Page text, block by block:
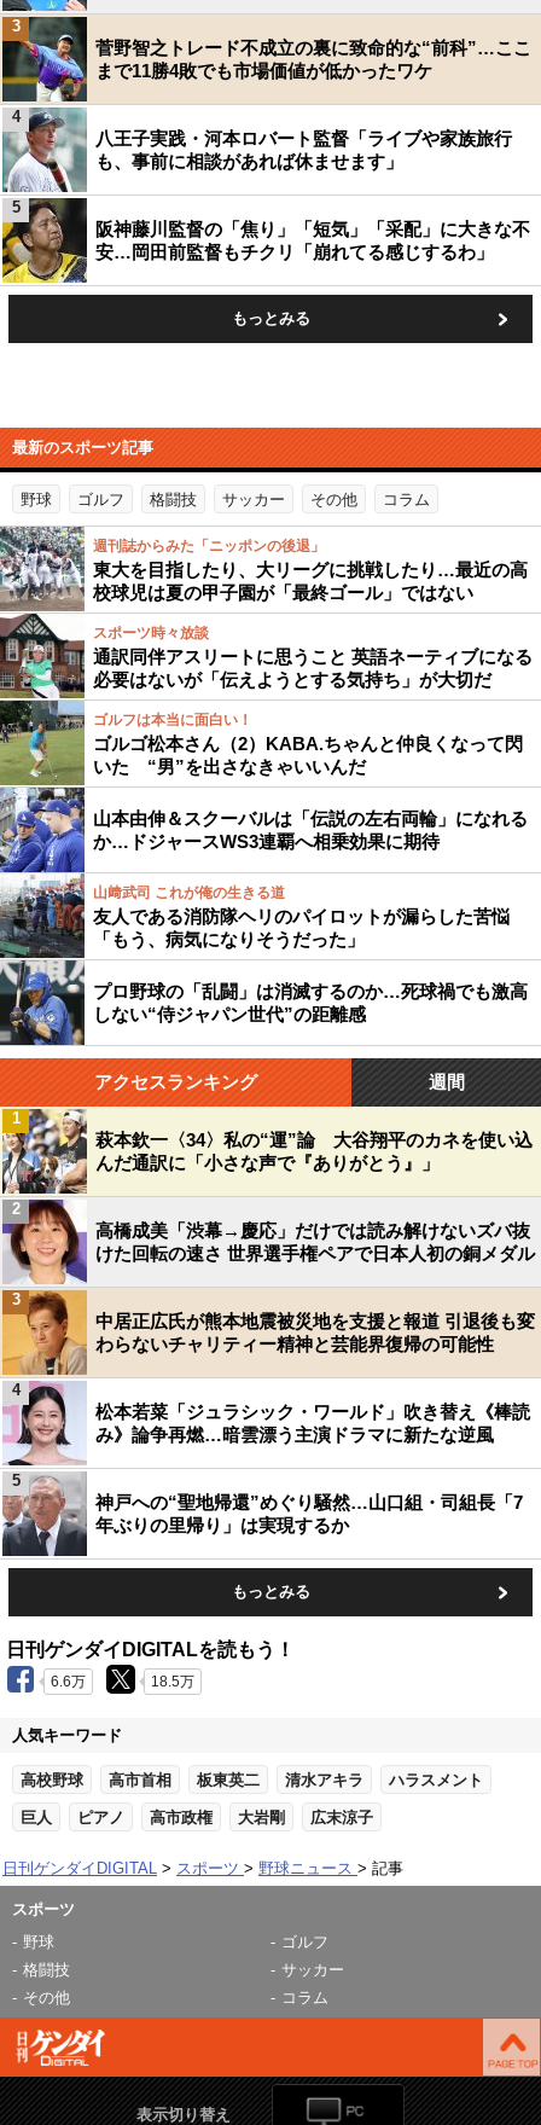
菅野智之トレード不成立の裏に致命的な“前科”…ここ
まで11勝4敗でも市場価値が低かったワケ
3
八王子実践・河本ロバート監督「ライブや家族旅行
も、事前に相談があれば休ませます」
4
阪神藤川監督の「焦り」「短気」「采配」に大きな不
安…岡田前監督もチクリ「崩れてる感じするわ」
5
もっとみる
最新のスポーツ記事
野球 ゴルフ 格闘技 サッカー その他 コラム
週刊誌からみた「ニッポンの後退」
東大を目指したり、大リーグに挑戦したり…最近の高
校球児は夏の甲子園が「最終ゴール」ではない
スポーツ時々放談
通訳同伴アスリートに思うこと 英語ネーティブになる
必要はないが「伝えようとする気持ち」が大切だ
ゴルフは本当に面白い！
ゴルゴ松本さん（2）KABA.ちゃんと仲良くなって閃
いた “男”を出さなきゃいいんだ
山本由伸＆スクーバルは「伝説の左右両輪」になれる
か…ドジャースWS3連覇へ相乗効果に期待
山﨑武司 これが俺の生きる道
友人である消防隊ヘリのパイロットが漏らした苦悩
「もう、病気になりそうだった」
プロ野球の「乱闘」は消滅するのか…死球禍でも激高
しない“侍ジャパン世代”の距離感
アクセスランキング 週間
萩本欽一〈34〉私の“運”論 大谷翔平のカネを使い込
んだ通訳に「小さな声で『ありがとう』」
1
高橋成美「渋幕→慶応」だけでは読み解けないズバ抜
けた回転の速さ 世界選手権ペアで日本人初の銅メダル
2
中居正広氏が熊本地震被災地を支援と報道 引退後も変
わらないチャリティー精神と芸能界復帰の可能性
3
松本若菜「ジュラシック・ワールド」吹き替え《棒読
み》論争再燃…暗雲漂う主演ドラマに新たな逆風
4
神戸への“聖地帰還”めぐり騒然…山口組・司組長「7
年ぶりの里帰り」は実現するか
5
もっとみる
日刊ゲンダイDIGITALを読もう！
6.6万 18.5万
人気キーワード
高校野球 高市首相 板東英二 清水アキラ ハラスメント
巨人 ピアノ 高市政権 大岩剛 広末涼子
日刊ゲンダイDIGITAL スポーツ 野球ニュース 記事
スポーツ
野球
ゴルフ
格闘技
サッカー
その他
コラム
表示切り替え